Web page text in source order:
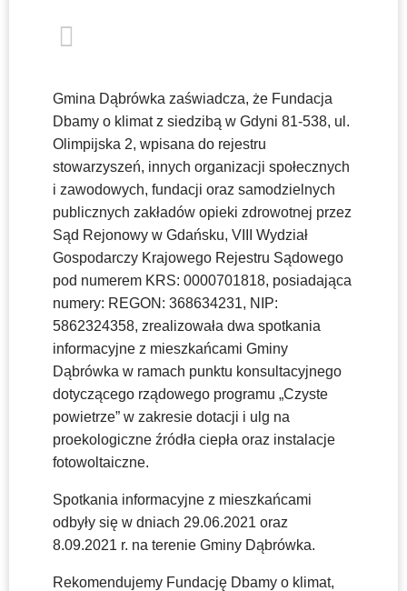
Gmina Dąbrówka zaświadcza, że Fundacja
Dbamy o klimat z siedzibą w Gdyni 81-538, ul.
Olimpijska 2, wpisana do rejestru
stowarzyszeń, innych organizacji społecznych
i zawodowych, fundacji oraz samodzielnych
publicznych zakładów opieki zdrowotnej przez
Sąd Rejonowy w Gdańsku, VIII Wydział
Gospodarczy Krajowego Rejestru Sądowego
pod numerem KRS: 0000701818, posiadająca
numery: REGON: 368634231, NIP:
5862324358, zrealizowała dwa spotkania
informacyjne z mieszkańcami Gminy
Dąbrówka w ramach punktu konsultacyjnego
dotyczącego rządowego programu „Czyste
powietrze” w zakresie dotacji i ulg na
proekologiczne źródła ciepła oraz instalacje
fotowoltaiczne.
Spotkania informacyjne z mieszkańcami
odbyły się w dniach 29.06.2021 oraz
8.09.2021 r. na terenie Gminy Dąbrówka.
Rekomendujemy Fundację Dbamy o klimat,